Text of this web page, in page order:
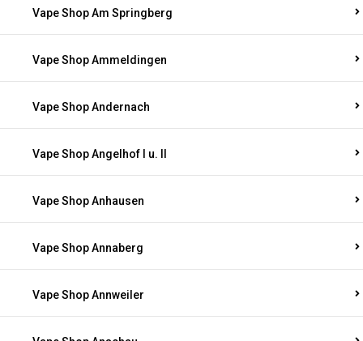
Vape Shop Am Springberg
Vape Shop Ammeldingen
Vape Shop Andernach
Vape Shop Angelhof I u. II
Vape Shop Anhausen
Vape Shop Annaberg
Vape Shop Annweiler